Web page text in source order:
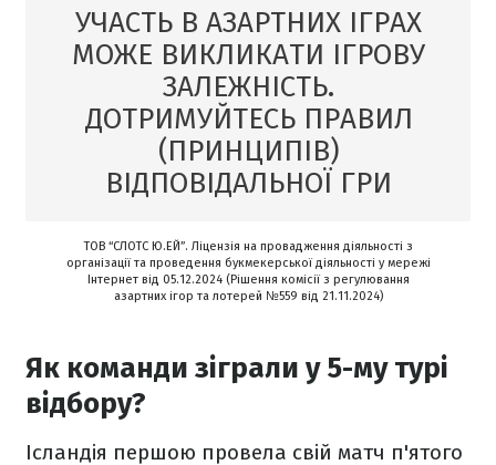
УЧАСТЬ В АЗАРТНИХ ІГРАХ
МОЖЕ ВИКЛИКАТИ ІГРОВУ
ЗАЛЕЖНІСТЬ.
ДОТРИМУЙТЕСЬ ПРАВИЛ
(ПРИНЦИПІВ)
ВІДПОВІДАЛЬНОЇ ГРИ
ТОВ “СЛОТС Ю.ЕЙ”. Ліцензія на провадження діяльності з
організації та проведення букмекерської діяльності у мережі
Інтернет від 05.12.2024 (Рішення комісії з регулювання
азартних ігор та лотерей №559 від 21.11.2024)
Як команди зіграли у 5-му турі
відбору?
Ісландія першою провела свій матч п'ятого